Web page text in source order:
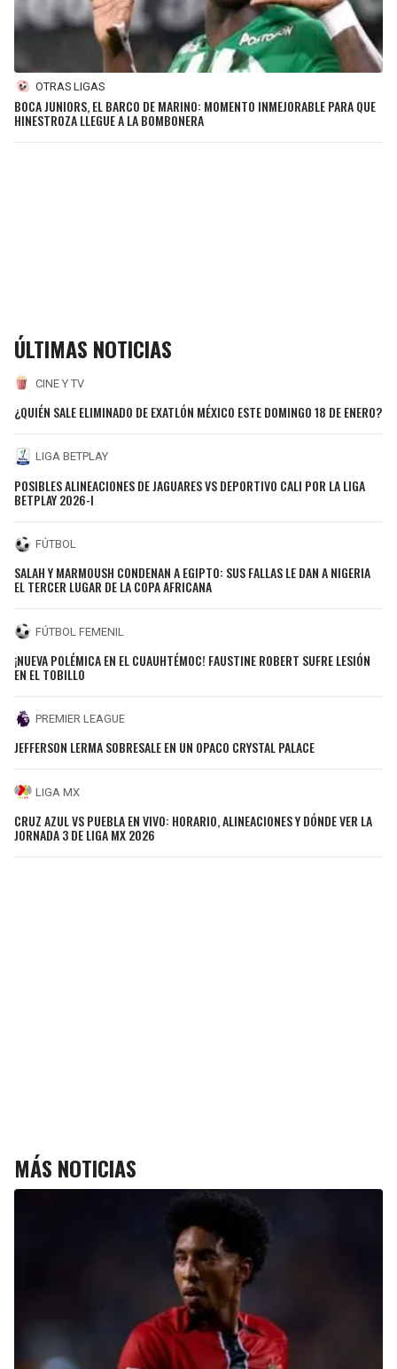
OTRAS LIGAS
BOCA JUNIORS, EL BARCO DE MARINO: MOMENTO INMEJORABLE PARA QUE
HINESTROZA LLEGUE A LA BOMBONERA
ÚLTIMAS NOTICIAS
CINE Y TV
¿QUIÉN SALE ELIMINADO DE EXATLÓN MÉXICO ESTE DOMINGO 18 DE ENERO?
LIGA BETPLAY
POSIBLES ALINEACIONES DE JAGUARES VS DEPORTIVO CALI POR LA LIGA
BETPLAY 2026-I
FÚTBOL
SALAH Y MARMOUSH CONDENAN A EGIPTO: SUS FALLAS LE DAN A NIGERIA
EL TERCER LUGAR DE LA COPA AFRICANA
FÚTBOL FEMENIL
¡NUEVA POLÉMICA EN EL CUAUHTÉMOC! FAUSTINE ROBERT SUFRE LESIÓN
EN EL TOBILLO
PREMIER LEAGUE
JEFFERSON LERMA SOBRESALE EN UN OPACO CRYSTAL PALACE
LIGA MX
CRUZ AZUL VS PUEBLA EN VIVO: HORARIO, ALINEACIONES Y DÓNDE VER LA
JORNADA 3 DE LIGA MX 2026
MÁS NOTICIAS